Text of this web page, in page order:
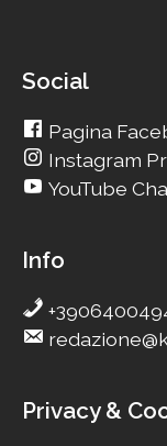
Social
Pagina
Instagram
YouTube
Info
Privacy &